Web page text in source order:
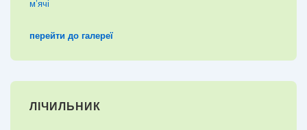
перейти до галереї
ЛІЧИЛЬНИК